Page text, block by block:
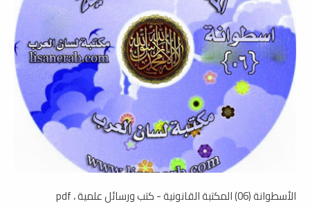
الأسطوانة (06) المكتبة القانونية - كتب ورسائل علمية ، pdf